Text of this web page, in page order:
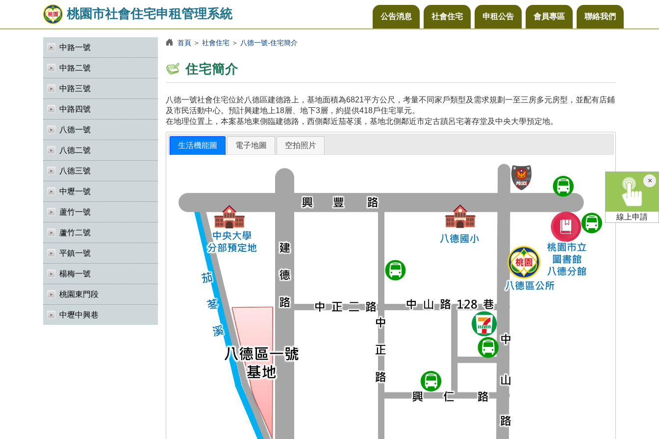
桃園市社會住宅申租管理系統 公告消息 社會住宅 申租公告 會員專區 聯絡我們
中路一號
中路二號
中路三號
中路四號
八德一號
八德二號
八德三號
中壢一號
蘆竹一號
蘆竹二號
平鎮一號
楊梅一號
桃園東門段
中壢中興巷
首頁＞ 社會住宅＞ 八德一號-住宅簡介
住宅簡介
八德一號社會住宅位於八德區建德路上，基地面積為6821平方公尺，考量不同家戶類型及需求規劃一至三房多元房型，並配有店鋪
及市民活動中心。預計興建地上18層、地下3層，約提供418戶住宅單元。
在地理位置上，本案基地東側臨建德路，西側鄰近茄苳溪，基地北側鄰近市定古蹟呂宅著存堂及中央大學預定地。
生活機能圖 電子地圖 空拍照片
×關
閉
線上申請